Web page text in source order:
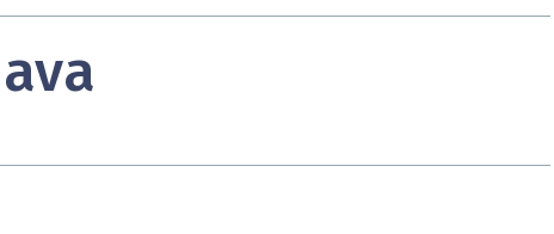
Swiss Software